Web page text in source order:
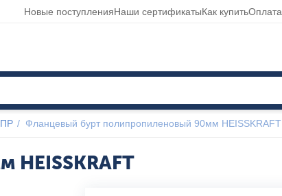
Новые поступленияНаши сертификатыКак купитьОплата
/ Фланцевый бурт полипропиленовый 90мм HEISSKRAFT